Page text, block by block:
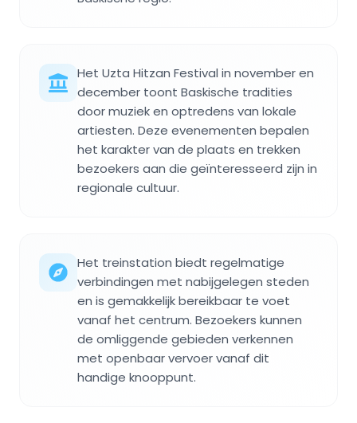
Het Uzta Hitzan Festival in november en
december toont Baskische tradities
door muziek en optredens van lokale
artiesten. Deze evenementen bepalen
het karakter van de plaats en trekken
bezoekers aan die geïnteresseerd zijn in
regionale cultuur.
Het treinstation biedt regelmatige
verbindingen met nabijgelegen steden
en is gemakkelijk bereikbaar te voet
vanaf het centrum. Bezoekers kunnen
de omliggende gebieden verkennen
met openbaar vervoer vanaf dit
handige knooppunt.